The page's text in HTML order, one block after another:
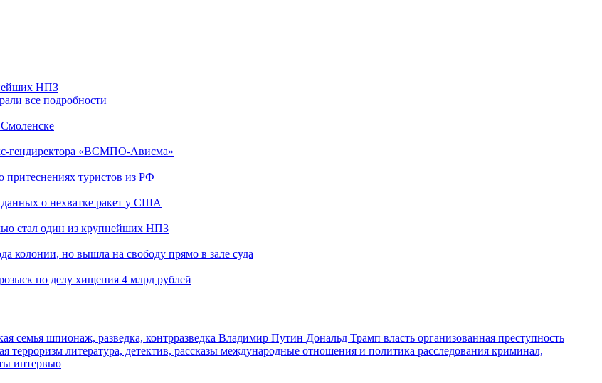
НПЗ
все подробности
гендиректора «ВСМПО-Ависма»
притеснениях туристов из РФ
о нехватке ракет у США
стал один из крупнейших НПЗ
колонии, но вышла на свободу прямо в зале суда
по делу хищения 4 млрд рублей
семья шпионаж, разведка, контрразведка Владимир Путин Дональд Трамп власть организованная преступность
терроризм литература, детектив, рассказы международные отношения и политика расследования криминал,
интервью